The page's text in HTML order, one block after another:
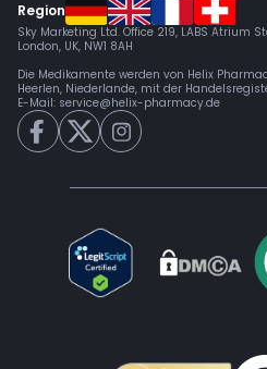
Region
Sky Marketing Ltd. Office 219, LABS Atrium
London, UK, NW1 8AH
Die Medikamente werden von Helix
Heerlen, Niederlande, mit der
E-Mail: service@helix-pharmacy.de